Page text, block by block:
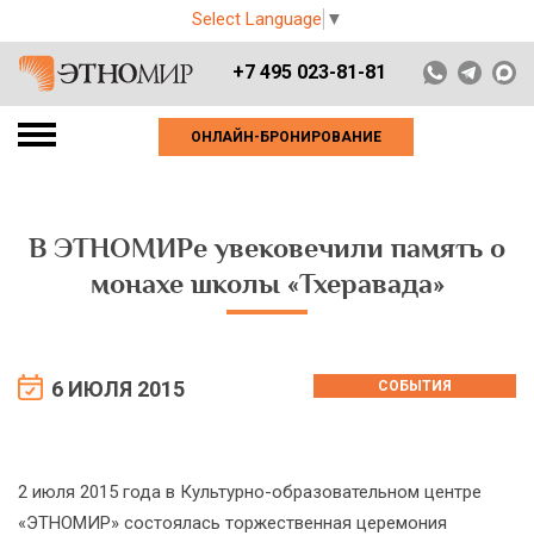
Select Language ▼
+7 495 023-81-81
ОНЛАЙН-БРОНИРОВАНИЕ
В ЭТНОМИРе увековечили память о
монахе школы «Тхеравада»
6 ИЮЛЯ 2015 СОБЫТИЯ
2 июля 2015 года в Культурно-образовательном центре
«ЭТНОМИР» состоялась торжественная церемония